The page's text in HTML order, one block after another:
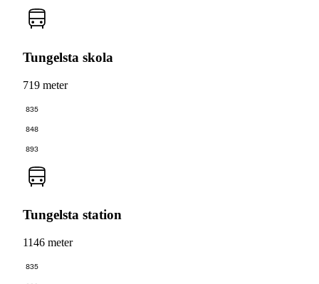
Tungelsta skola
719 meter
835
848
893
Tungelsta station
1146 meter
835